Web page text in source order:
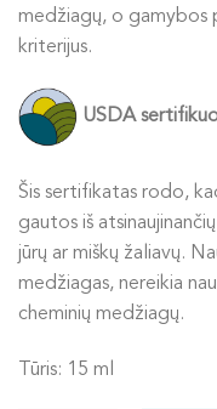
medžiagų, o gamybos
kriterijus.
USDA
Šis sertifikatas rodo,
gautos iš
jūrų ar miškų žaliavų.
medžiagas, nereikia
cheminių medžiagų.
Tūris: 15 ml